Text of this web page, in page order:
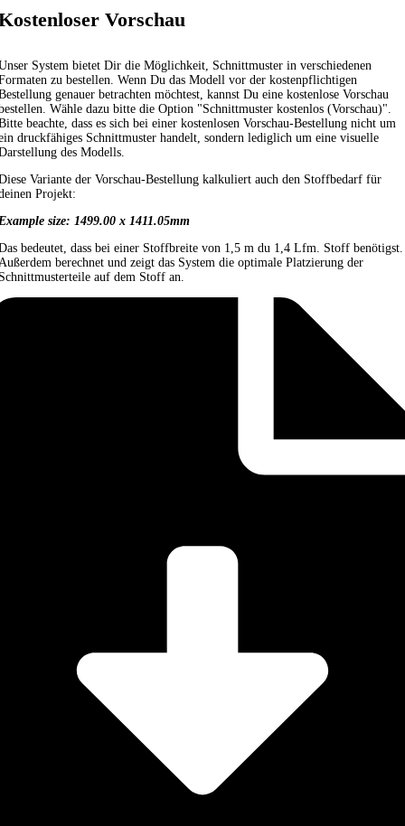
Vorschau
System bietet Dir die Möglichkeit, Schnittmuster in verschiedenen
zu bestellen. Wenn Du das Modell vor der kostenpflichtigen
genauer betrachten möchtest, kannst Du eine kostenlose Vorschau
Wähle dazu bitte die Option "Schnittmuster kostenlos (Vorschau)".
beachte, dass es sich bei einer kostenlosen Vorschau-Bestellung nicht um
druckfähiges Schnittmuster handelt, sondern lediglich um eine visuelle
des Modells.
Variante der Vorschau-Bestellung kalkuliert auch den Stoffbedarf für
Projekt:
size: 1499.00 x 1411.05mm
bedeutet, dass bei einer Stoffbreite von 1,5 m du 1,4 Lfm. Stoff benötigst.
berechnet und zeigt das System die optimale Platzierung der
auf dem Stoff an.